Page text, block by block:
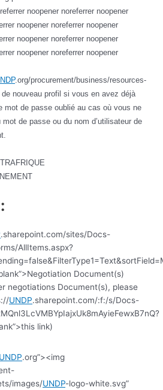
noopener noreferrer noopener
noopener noreferrer noopener
noopener noreferrer noopener
noopener noreferrer noopener
.org/procurement/business/resources-
nouveau profil si vous en avez déjà
mot de passe oublié au cas où vous ne
de passe ou du nom d’utilisateur de
.sharepoint.com/sites/Docs-
AllItems.aspx?
Document(s)
negotiations Document(s), please
UNDP.sharepoint.com/:f:/s/Docs-
link)
UNDP.org”><img
images/UNDP-logo-white.svg”